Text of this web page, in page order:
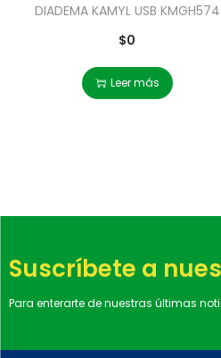
DIADEMA KAMYL USB KMGH574
$0
Leer más
Suscríbete a
Para enterarte de nuestras últimas